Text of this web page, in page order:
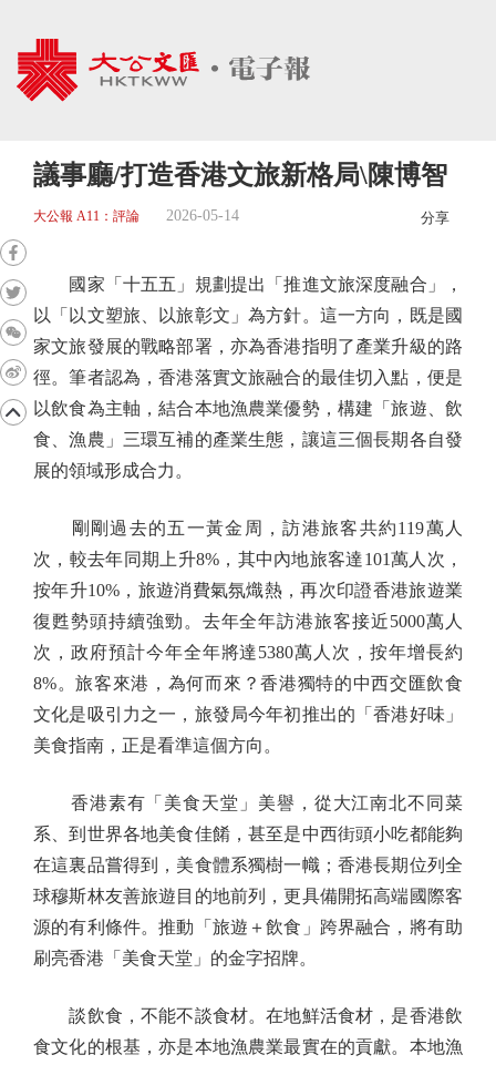
議事廳/打造香港文旅新格局\陳博智
大公報 A11：評論 2026-05-14 分享
國家「十五五」規劃提出「推進文旅深度融合」，
以「以文塑旅、以旅彰文」為方針。這一方向，既是國
家文旅發展的戰略部署，亦為香港指明了產業升級的路
徑。筆者認為，香港落實文旅融合的最佳切入點，便是
以飲食為主軸，結合本地漁農業優勢，構建「旅遊、飲
食、漁農」三環互補的產業生態，讓這三個長期各自發
展的領域形成合力。
剛剛過去的五一黃金周，訪港旅客共約119萬人
次，較去年同期上升8%，其中內地旅客達101萬人次，
按年升10%，旅遊消費氣氛熾熱，再次印證香港旅遊業
復甦勢頭持續強勁。去年全年訪港旅客接近5000萬人
次，政府預計今年全年將達5380萬人次，按年增長約
8%。旅客來港，為何而來？香港獨特的中西交匯飲食
文化是吸引力之一，旅發局今年初推出的「香港好味」
美食指南，正是看準這個方向。
香港素有「美食天堂」美譽，從大江南北不同菜
系、到世界各地美食佳餚，甚至是中西街頭小吃都能夠
在這裏品嘗得到，美食體系獨樹一幟；香港長期位列全
球穆斯林友善旅遊目的地前列，更具備開拓高端國際客
源的有利條件。推動「旅遊＋飲食」跨界融合，將有助
刷亮香港「美食天堂」的金字招牌。
談飲食，不能不談食材。在地鮮活食材，是香港飲
食文化的根基，亦是本地漁農業最實在的貢獻。本地漁